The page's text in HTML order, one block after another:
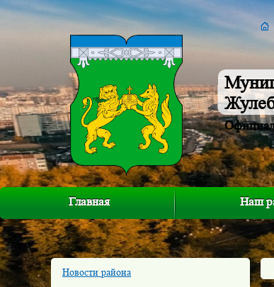
Главная Наш
Новости района